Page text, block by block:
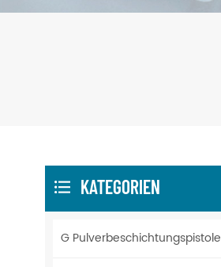
KATEGORIEN
G Pulverbeschichtungspistole